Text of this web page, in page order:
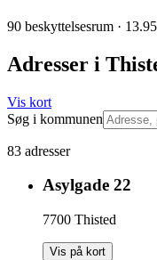
90 beskyttelsesrum ·
Adresser i
Vis kort
Søg i kommunen
83 adresser
Asylgade 22
7700 Thisted
Vis på kort